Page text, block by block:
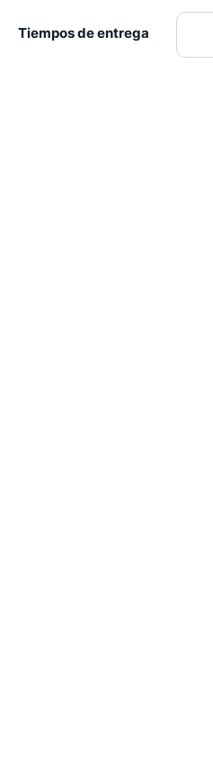
Tiempos de entrega